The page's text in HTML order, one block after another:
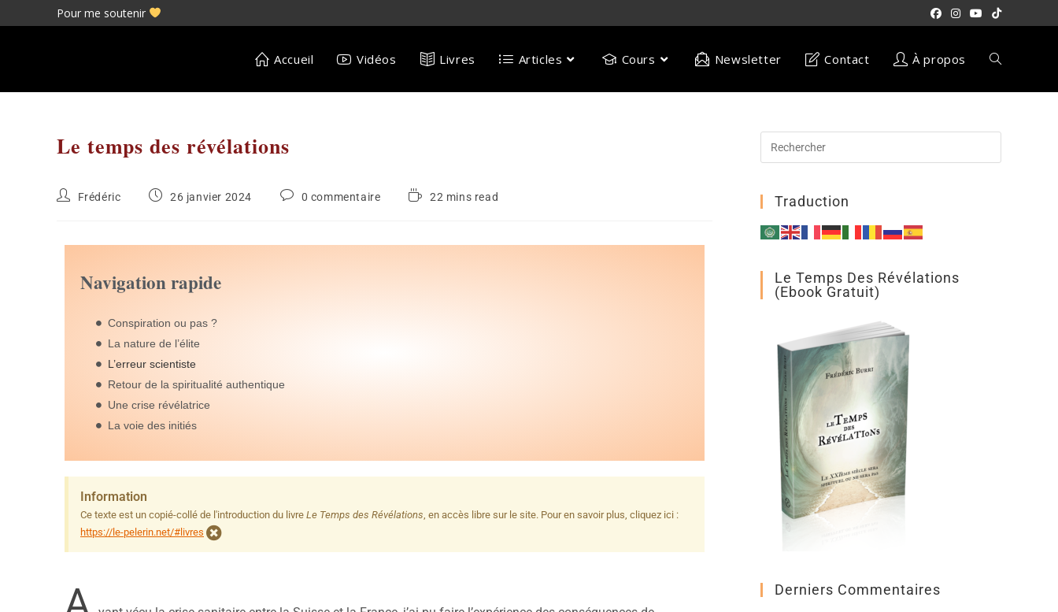
Pour me soutenir
Accueil Vidéos Livres Articles Cours Newsletter Contact À propos
Le temps des révélations
Frédéric 26 janvier 2024 0 commentaire 22 mins read
Navigation rapide
Conspiration ou pas ?
La nature de l’élite
L’erreur scientiste
Retour de la spiritualité authentique
Une crise révélatrice
La voie des initiés
Information
Ce texte est un copié-collé de l'introduction du livre Le Temps des Révélations, en accès libre sur le site. Pour en savoir plus, cliquez ici :
https://le-pelerin.net/#livres
Traduction
Le Temps Des Révélations
(ebook Gratuit)
Derniers Commentaires